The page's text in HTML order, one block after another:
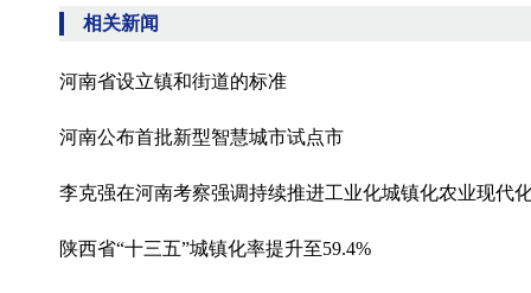
相关新闻
河南省设立镇和街道的标准
河南公布首批新型智慧城市试点市
李克强在河南考察强调持续推进工业化城镇化农业现代
陕西省“十三五”城镇化率提升至59.4%